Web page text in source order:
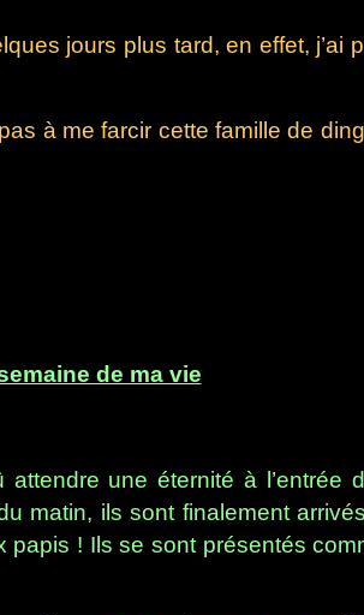
jours plus tard, en effet, j’ai
à me farcir cette famille de
de ma vie
une éternité à
matin, ils sont finalement
papis ! Ils se sont présentés